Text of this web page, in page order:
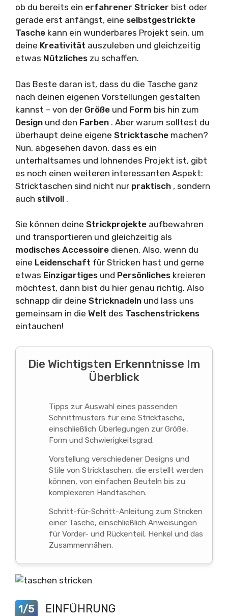
ob du bereits ein erfahrener Stricker bist oder
gerade erst anfängst, eine selbstgestrickte
Tasche kann ein wunderbares Projekt sein, um
deine Kreativität auszuleben und gleichzeitig
etwas Nützliches zu schaffen.
Das Beste daran ist, dass du die Tasche ganz
nach deinen eigenen Vorstellungen gestalten
kannst – von der Größe und Form bis hin zum
Design und den Farben . Aber warum solltest du
überhaupt deine eigene Stricktasche machen?
Nun, abgesehen davon, dass es ein
unterhaltsames und lohnendes Projekt ist, gibt
es noch einen weiteren interessanten Aspekt:
Stricktaschen sind nicht nur praktisch , sondern
auch stilvoll .
Sie können deine Strickprojekte aufbewahren
und transportieren und gleichzeitig als
modisches Accessoire dienen. Also, wenn du
eine Leidenschaft für Stricken hast und gerne
etwas Einzigartiges und Persönliches kreieren
möchtest, dann bist du hier genau richtig. Also
schnapp dir deine Stricknadeln und lass uns
gemeinsam in die Welt des Taschenstrickens
eintauchen!
Die Wichtigsten Erkenntnisse Im
Überblick
Tipps zur Auswahl eines passenden
Schnittmusters für eine Stricktasche,
einschließlich Überlegungen zur Größe,
Form und Schwierigkeitsgrad.
Vorstellung verschiedener Designs und
Stile von Stricktaschen, die erstellt werden
können, von einfachen Beuteln bis zu
komplexeren Handtaschen.
Schritt-für-Schritt-Anleitung zum Stricken
einer Tasche, einschließlich Anweisungen
für Vorder- und Rückenteil, Henkel und das
Zusammennähen.
1/5 EINFÜHRUNG